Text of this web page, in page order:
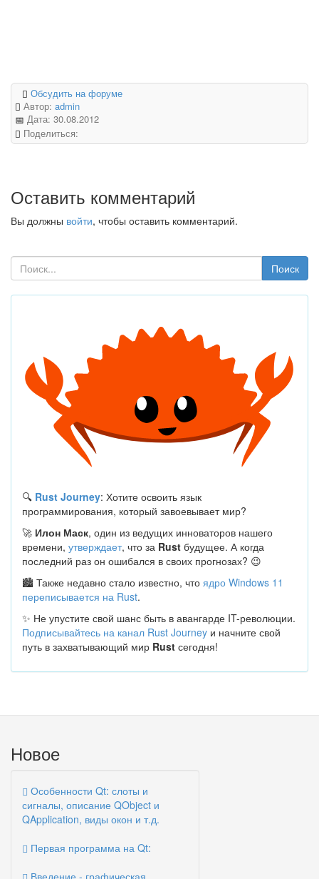
Обсудить на форуме
Автор: admin
Дата: 30.08.2012
Поделиться:
Оставить комментарий
Вы должны войти, чтобы оставить комментарий.
Поиск
🔍 Rust Journey: Хотите освоить язык
программирования, который завоевывает мир?
🚀 Илон Маск, один из ведущих инноваторов нашего
времени, утверждает, что за Rust будущее. А когда
последний раз он ошибался в своих прогнозах? 😉
🏙 Также недавно стало известно, что ядро Windows 11
переписывается на Rust.
✨ Не упустите свой шанс быть в авангарде IT-революции.
Подписывайтесь на канал Rust Journey и начните свой
путь в захватывающий мир Rust сегодня!
Новое
Особенности Qt: слоты и
сигналы, описание QObject и
QApplication, виды окон и т.д.
Первая программа на Qt: